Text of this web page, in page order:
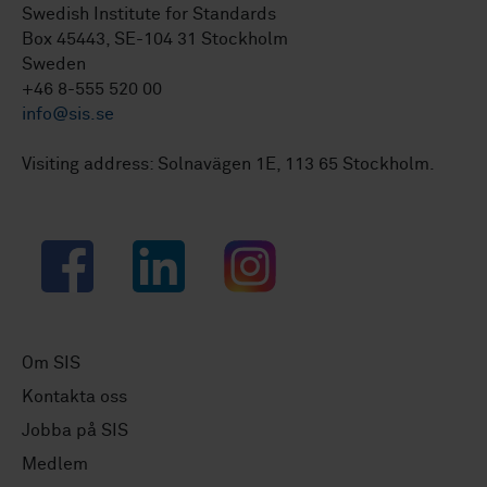
Swedish Institute for Standards
Box 45443, SE-104 31 Stockholm
Sweden
+46 8-555 520 00
info@sis.se
Visiting address: Solnavägen 1E, 113 65 Stockholm.
Facebook LinkedIn Instagram
Om SIS
Kontakta oss
Jobba på SIS
Medlem